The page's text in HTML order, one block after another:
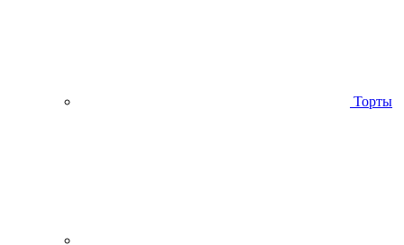
Торты